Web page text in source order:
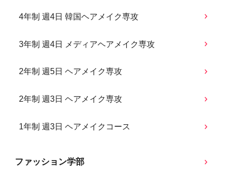
4年制 週4日 韓国ヘアメイク専攻
3年制 週4日 メディアヘアメイク専攻
2年制 週5日 ヘアメイク専攻
2年制 週3日 ヘアメイク専攻
1年制 週3日 ヘアメイクコース
ファッション学部